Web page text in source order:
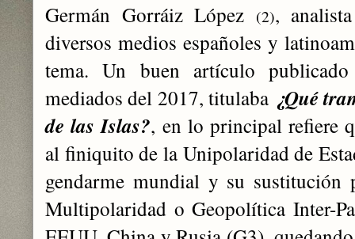
Germán Gorráiz López (2),
diversos medios españoles y
tema. Un buen artículo
mediados del 2017, titulaba ¿Qué
de las Islas?, en lo principal refiere
al finiquito de la Unipolaridad de
gendarme mundial y su
Multipolaridad o Geopolítica Inter-